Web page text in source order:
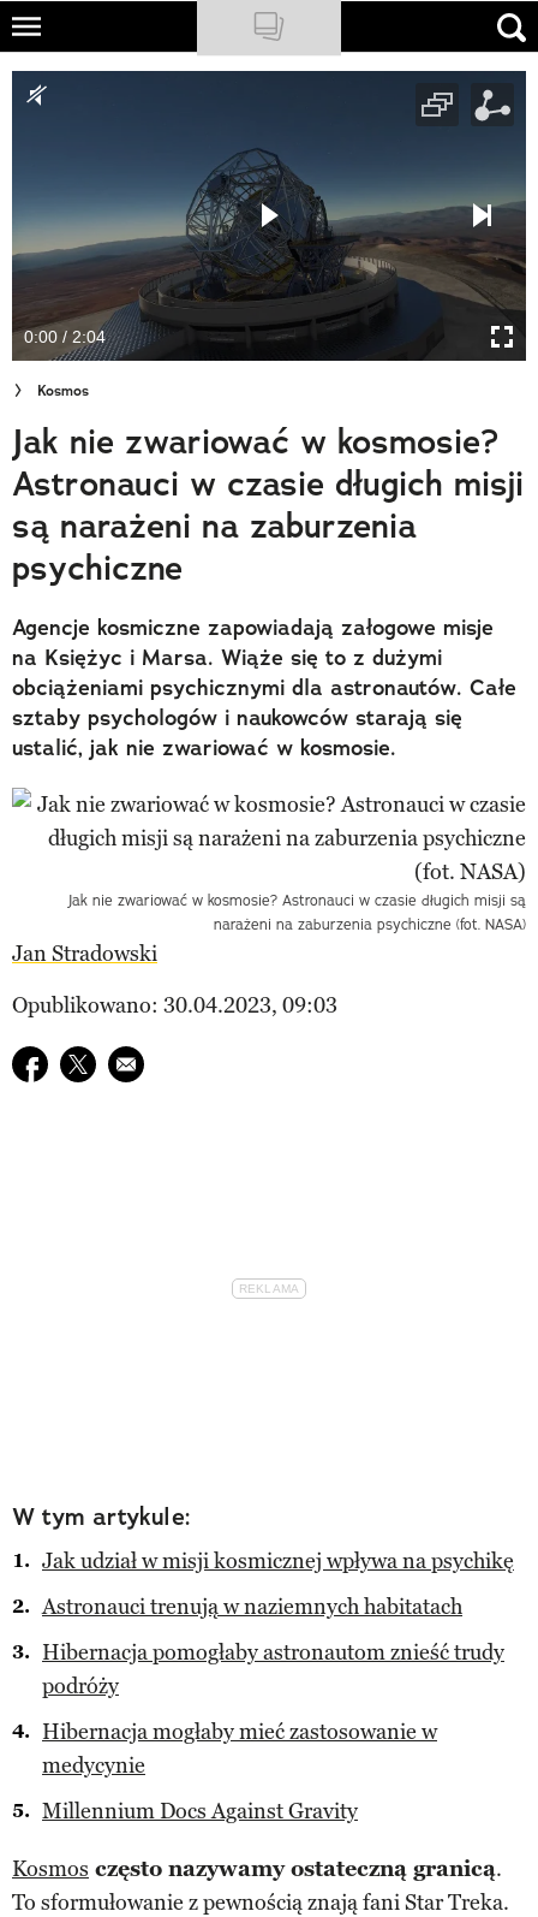
Skip
main
NATIONAL GEOGRAPHIC
Sklep
Cuda Polski
Wielki Konkurs Fotograficzny
Trendbook Podróżniczy
Polecane
0:00 / 2:04
Kosmos
Jak nie zwariować w kosmosie?
Astronauci w czasie długich misji
są narażeni na zaburzenia
psychiczne
Agencje kosmiczne zapowiadają załogowe misje
na Księżyc i Marsa. Wiąże się to z dużymi
obciążeniami psychicznymi dla astronautów. Całe
sztaby psychologów i naukowców starają się
ustalić, jak nie zwariować w kosmosie.
Jak nie zwariować w kosmosie? Astronauci w czasie długich misji są
narażeni na zaburzenia psychiczne (fot. NASA)
Jan Stradowski
Opublikowano: 30.04.2023, 09:03
Udostępnij na facebook
Udostępnij na twitter
E-mail do przyjaciela
W tym artykule:
Jak udział w misji kosmicznej wpływa na psychikę
Astronauci trenują w naziemnych habitatach
Hibernacja pomogłaby astronautom znieść trudy
podróży
Hibernacja mogłaby mieć zastosowanie w
medycynie
Millennium Docs Against Gravity
Kosmos często nazywamy ostateczną granicą.
To sformułowanie z pewnością znają fani Star Treka.